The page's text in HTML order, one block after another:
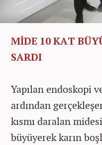
MİDE 10 KAT
SARDI
Yapılan endoskopi
ardından
kısmı daralan
büyüyerek karın